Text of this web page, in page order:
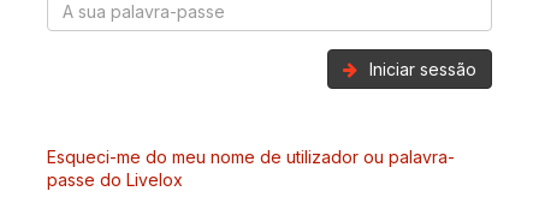
Iniciar sessão
Esqueci-me do meu nome de utilizador ou palavra-
passe do Livelox